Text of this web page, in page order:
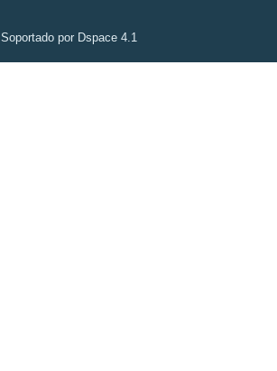
Soportado por Dspace 4.1